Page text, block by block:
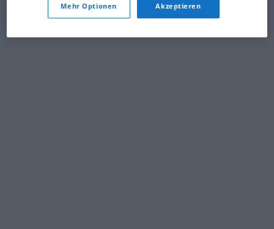
Mehr Optionen Akzeptieren